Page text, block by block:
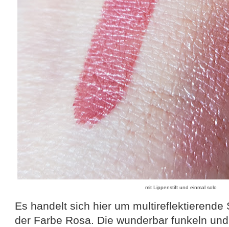
mit Lippenstift und einmal solo
Es handelt sich hier um multireflektierende
der Farbe Rosa. Die wunderbar funkeln